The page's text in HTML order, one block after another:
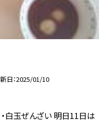
日 2025/01/10
白玉ぜんざい 明日11日は